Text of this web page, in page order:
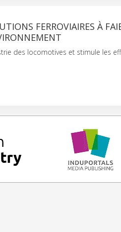
FERROVIAIRES À
des locomotives et stimule les